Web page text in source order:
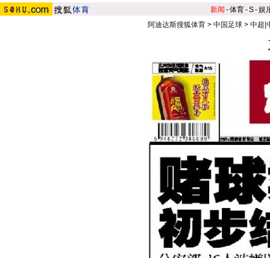
新闻 -体育-S-娱
阿迪达斯搜狐体育 > 中国足球 > 中超|